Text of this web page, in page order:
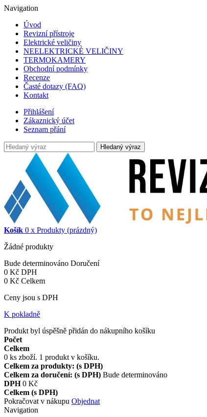
Navigation
Úvod
Revizní přístroje
Elektrické veličiny
NEELEKTRICKÉ VELIČINY
TERMOKAMERY
Obchodní podmínky
Recenze
Časté dotazy (FAQ)
Kontakt
Přihlášení
Zákaznický účet
Seznam přání
Hledaný výraz
Košík 0 x Produkty (prázdný)
Žádné produkty
Bude determinováno Doručení
0 Kč DPH
0 Kč Celkem
Ceny jsou s DPH
K pokladně
Produkt byl úspěšně přidán do nákupního košíku
Počet
Celkem
0 ks zboží. 1 produkt v košíku.
Celkem za produkty: (s DPH)
Celkem za doručení: (s DPH) Bude determinováno
DPH 0 Kč
Celkem (s DPH)
Pokračovat v nákupu Objednat
Navigation